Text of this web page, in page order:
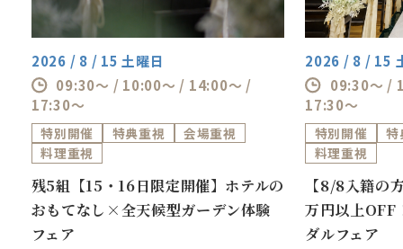
2026 / 8 / 15 土曜日
09:30～ / 10:00～ / 14:00～ /
17:30～
特別開催 特典重視
会場重視
料理重視
残5組【15・16日限定開催】ホテルの
おもてなし×全天候型ガーデン体験
フェア
2026 / 8 / 15
09:30～ /
17:30～
特別開催
特
料理重視
【8/8入籍の
万円以上OFF
ダルフェア